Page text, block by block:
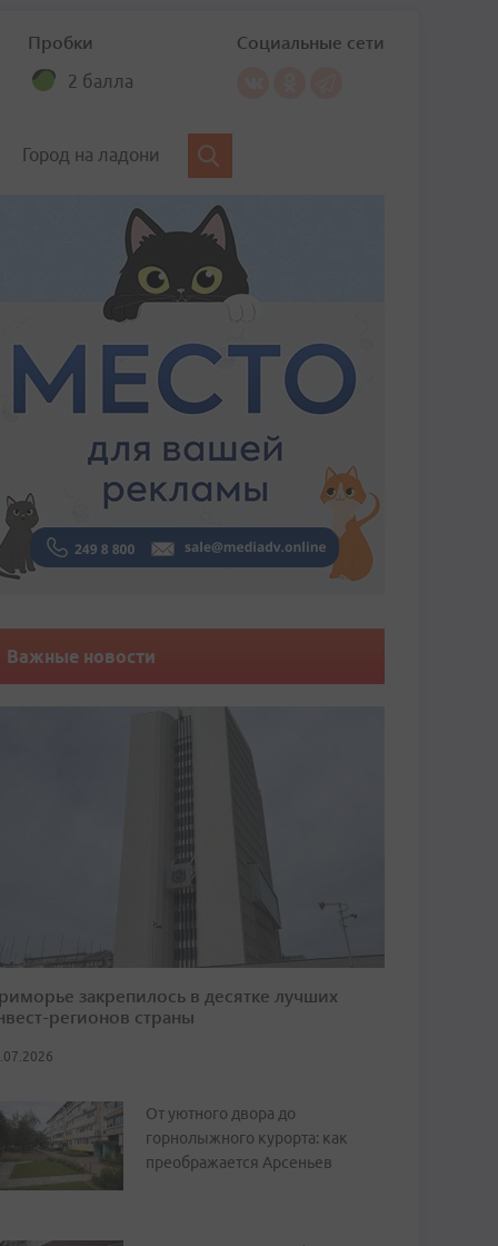
Пробки
2 балла
Социальные сети
Город на ладони
Важные новости
закрепилось в десятке лучших
регионов страны
От уютного двора до
горнолыжного курорта: как
преображается Арсеньев